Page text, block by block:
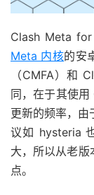
Clash Meta
Meta 内核的安
（CMFA）和
同，在于其使
更新的频率，由
议如 hysteria
大，所以从老
点。